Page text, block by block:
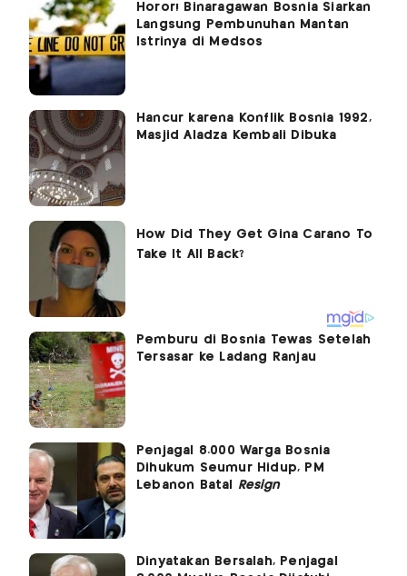
Horor! Binaragawan Bosnia Siarkan
Langsung Pembunuhan Mantan
Istrinya di Medsos
Hancur karena Konflik Bosnia 1992,
Masjid Aladza Kembali Dibuka
Pemburu di Bosnia Tewas Setelah
Tersasar ke Ladang Ranjau
Penjagal 8.000 Warga Bosnia
Dihukum Seumur Hidup, PM
Lebanon Batal Resign
Dinyatakan Bersalah, Penjagal